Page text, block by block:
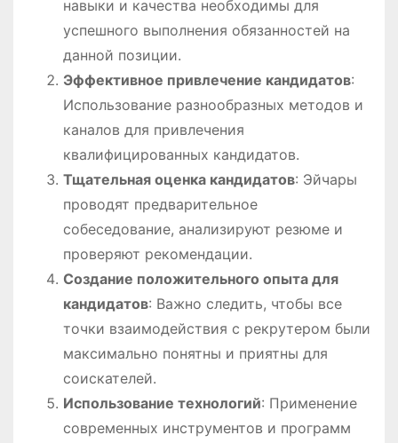
навыки и качества необходимы для
успешного выполнения обязанностей на
данной позиции.
Эффективное привлечение кандидатов:
Использование разнообразных методов и
каналов для привлечения
квалифицированных кандидатов.
Тщательная оценка кандидатов: Эйчары
проводят предварительное
собеседование, анализируют резюме и
проверяют рекомендации.
Создание положительного опыта для
кандидатов: Важно следить, чтобы все
точки взаимодействия с рекрутером были
максимально понятны и приятны для
соискателей.
Использование технологий: Применение
современных инструментов и программ